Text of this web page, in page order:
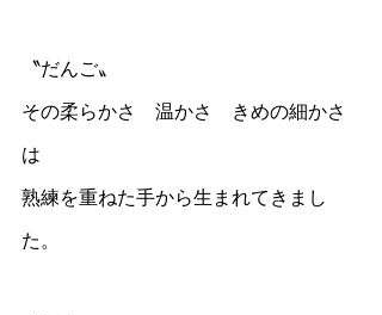
〝だんご〟
その柔らかさ　温かさ　きめの細かさ
は
熟練を重ねた手から生まれてきまし
た。